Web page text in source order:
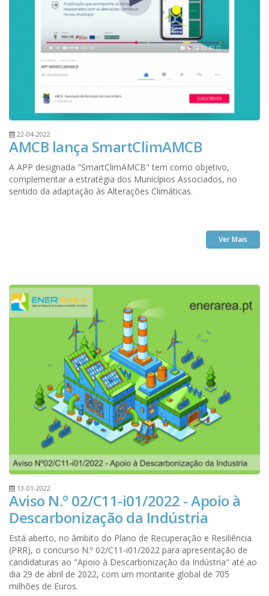
22-04-2022
AMCB lança SmartClimAMCB
A APP designada "SmartClimAMCB" tem como objetivo,
complementar a estratégia dos Municípios Associados, no
sentido da adaptação às Alterações Climáticas.
Ver Mais
13-01-2022
Aviso N.º 02/C11-i01/2022 - Apoio à
Descarbonização da Indústria
Está aberto, no âmbito do Plano de Recuperação e Resiliência
(PRR), o concurso N.º 02/C11-i01/2022 para apresentação de
candidaturas ao "Apoio à Descarbonização da Indústria" até ao
dia 29 de abril de 2022, com um montante global de 705
milhões de Euros.